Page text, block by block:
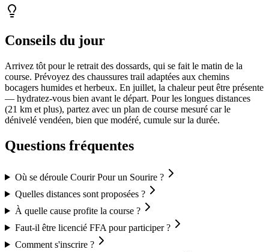
Conseils du jour
Arrivez tôt pour le retrait des dossards, qui se fait le matin de la
course. Prévoyez des chaussures trail adaptées aux chemins
bocagers humides et herbeux. En juillet, la chaleur peut être présente
— hydratez-vous bien avant le départ. Pour les longues distances
(21 km et plus), partez avec un plan de course mesuré car le
dénivelé vendéen, bien que modéré, cumule sur la durée.
Questions fréquentes
Où se déroule Courir Pour un Sourire ?
Quelles distances sont proposées ?
À quelle cause profite la course ?
Faut-il être licencié FFA pour participer ?
Comment s'inscrire ?